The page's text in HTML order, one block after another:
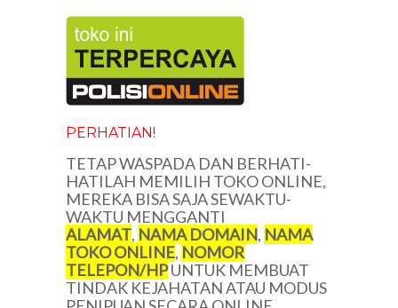
PERHATIAN!
TETAP WASPADA DAN BERHATI-
HATILAH MEMILIH TOKO ONLINE,
MEREKA BISA SAJA SEWAKTU-
WAKTU MENGGANTI
ALAMAT, NAMA DOMAIN, NAMA
TOKO ONLINE, NOMOR
TELEPON/HPUNTUK MEMBUAT
TINDAK KEJAHATAN ATAU MODUS